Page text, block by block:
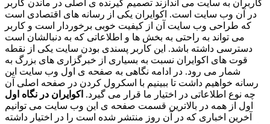
کاربران به سایت می اندازند تصمیم گیرنده ی اصلی در ماندن کاربر
در آن وب سایت است. اکوایران یکی از رسانه های اقتصادی است
که طراحی وب سایت آن از کیفیت خوبی برخوردار است و کاربر
می تواند به راحتی به بخش ها و اطلاعاتی که به دنبالشان است
دسترسی داشته باشد. این کاربر پسندی بودن سایت یکی از نقطه
قوت های اکوایران نسبت به بسیاری از خبرگزاری های بزرگ به
شمار می رود. در ادامه نگاهی به صفحه ی اول وب سایت این
رسانه خواهیم داشت تا ببینیم با اسکرول کردن در صفحه اصلی آن
چه نوع اطلاعاتی در اختیار ما قرار می گیرد. اکوایران در نگاه اول
اول از همه در بالاترین قسمت صفحه ی این وب سایت می توانیم
آخرین اخباری که در آن روز منتشر شده است را در اختیار داشته